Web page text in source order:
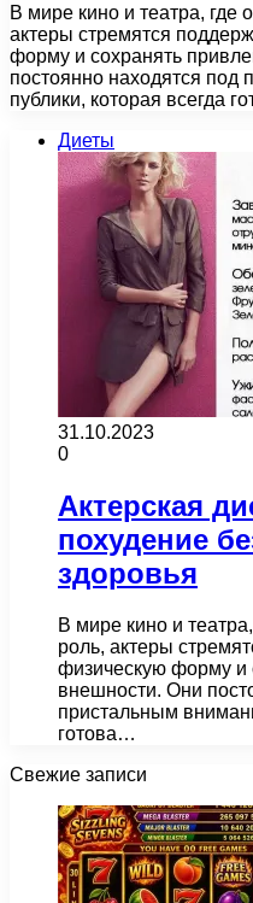
В мире кино и театра, где
актеры стремятся
форму и сохранять
постоянно находятся
публики, которая всегда
Диеты
31.10.2023
0
Актерская
похудение
здоровья
В мире кино и
роль, актеры
физическую форму и
внешности. Они
пристальным
готова…
Свежие записи